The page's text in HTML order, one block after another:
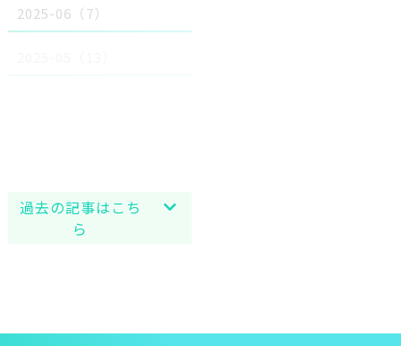
2025-05（13）
2025-01（21）
過去の記事はこち
ら